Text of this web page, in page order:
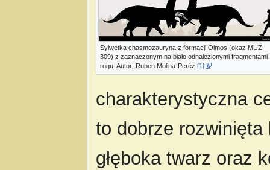
Sylwetka chasmozauryna z formacji Olmos (okaz MUZ
309) z zaznaczonym na biało odnalezionymi fragmentami
rogu. Autor: Ruben Molina-Peréz[1]
charakterystyczna
to dobrze rozwinięta
głęboka twarz oraz